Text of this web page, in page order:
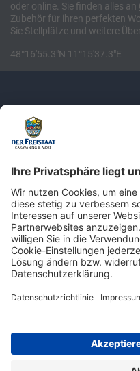
oder online. Sie finden alles an
Zubehör für ihren perfekten
Sie Stellplätze und weitere
48°16'55.3"N 11°15'37.3"E
Newsletter: Jetzt
einen 5€
Shop erhalten!*
Impressum